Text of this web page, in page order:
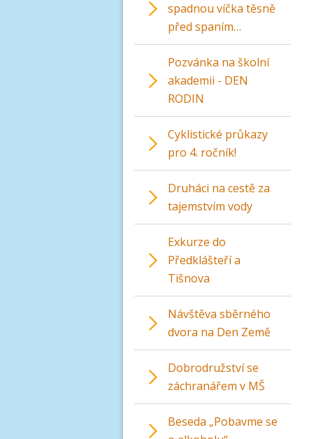
spadnou víčka těsně
před spaním…
Pozvánka na školní
akademii - DEN
RODIN
Cyklistické průkazy
pro 4. ročník!
Druháci na cestě za
tajemstvím vody
Exkurze do
Předklášteří a
Tišnova
Návštěva sběrného
dvora na Den Země
Dobrodružství se
záchranářem v MŠ
Beseda „Pobavme se